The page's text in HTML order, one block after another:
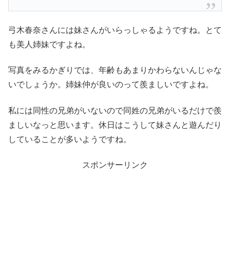
弓木春奈さんには妹さんがいらっしゃるようですね。とて
も美人姉妹ですよね。
写真をみるかぎりでは、年齢もあまりかわらないんじゃな
いでしょうか。姉妹仲が良いのって羨ましいですよね。
私には同性の兄弟がいないので同姓の兄弟がいるだけで羨
ましいなっと思います。休日はこうして妹さんと遊んだり
していることが多いようですね。
スポンサーリンク